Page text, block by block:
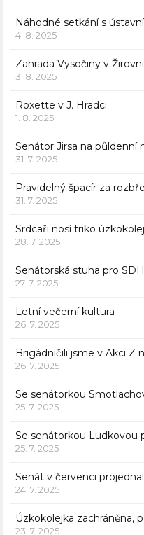
Náhodné setkání s
4. 8. 2025
Zahrada Vysočiny v
3. 8. 2025
Roxette v J. Hradci
1. 8. 2025
Senátor Jirsa na půldenní
31. 7. 2025
Pravidelný špacír za
31. 7. 2025
Srdcaři nosí triko
28. 7. 2025
Senátorská stuha pro
27. 7. 2025
Letní večerní kultura
26. 7. 2025
Brigádničili jsme v Akci Z
26. 7. 2025
Se senátorkou
25. 7. 2025
Se senátorkou Ludkovou
25. 7. 2025
Senát v červenci
24. 7. 2025
Úzkokolejka zachráněna,
23. 7. 2025